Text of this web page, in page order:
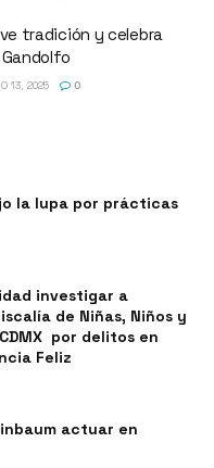
tradición y celebra
13, 2025 0
la lupa por prácticas
investigar a
de Niñas, Niños y
por delitos en
Feliz
actuar en